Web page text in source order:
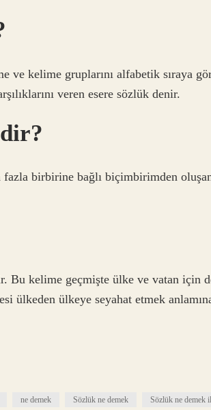
kelime gruplarını alfabetik sıraya
veren esere sözlük denir.
birbirine bağlı biçimbirimden
Bu kelime geçmişte ülke ve vatan için
ülkeden ülkeye seyahat etmek
ne demek Sözlük ne demek Sözlük ne demek